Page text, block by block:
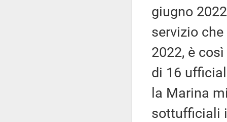
giugno
servizio
2022, è
di 16
la Marina
sottufficiali